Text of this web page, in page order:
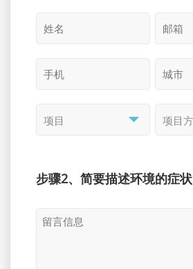
步骤2、简要描述环境的症状